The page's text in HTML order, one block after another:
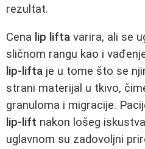
rezultat.
Cena lip lifta varira, ali se
sličnom rangu kao i
lip-lifta je u tome što se
strani materijal u tkivo,
granuloma i migracije.
lip-lift nakon lošeg
uglavnom su zadovoljni